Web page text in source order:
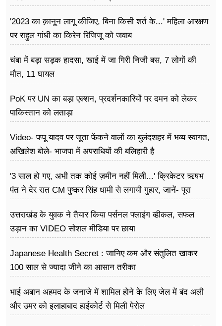
'2023 का क़ानून लागू कीजिए, बिना किसी शर्त के...' महिला आरक्षण
पर राहुल गांधी का किरेन रिजिजू को जवाब
चंबा में बड़ा सड़क हादसा, खाई में जा गिरी निजी बस, 7 लोगों की
मौत, 11 घायल
PoK पर UN का बड़ा एक्शन, प्रदर्शनकारियों पर दमन को लेकर
पाकिस्तान को लताड़ा
Video- पप्पू यादव पर जूता फेंकने वालों का बुलंदशहर में भव्य स्वागत,
अखिलेश बोले- भाजपा में अपराधियों की बलिहारी है
'3 साल हो गए, अभी तक कोई ज़मीन नहीं मिली...' क्रिकेटर ऋषभ
पंत ने देर रात CM पुष्कर सिंह धामी से लगायी गुहार, जानें- पूरा
उत्तराखंड के युवक ने तैयार किया पर्सनल फ्लाइंग व्हीकल, सफल
उड़ान का VIDEO सोशल मीडिया पर छाया
Japanese Health Secret : जानिए कम और संतुलित खाकर
100 साल से ज्यादा जीने का आसान तरीका
भाई अबान अहमद के जनाजे में शामिल होने के लिए जेल में बंद अली
और उमर को इलाहाबाद हाईकोर्ट से मिली पेरोल